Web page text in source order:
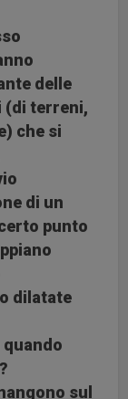
delle
(di terreni,
che si
di un
punto
dilatate
quando
sul